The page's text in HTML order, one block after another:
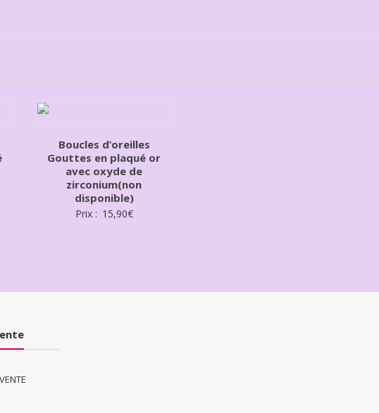
Boucles d’oreilles
Gouttes en plaqué or
avec oxyde de
zirconium(non
disponible)
Prix : 15,90€